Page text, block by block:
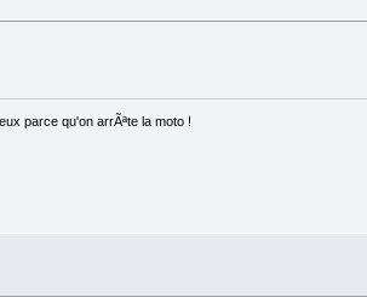
parce qu'on arrÃªte la moto !